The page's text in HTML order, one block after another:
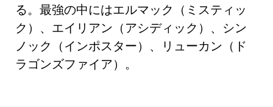
る。最強の中にはエルマック（ミスティッ
ク）、エイリアン（アシディック）、シン
ノック（インポスター）、リューカン（ド
ラゴンズファイア）。